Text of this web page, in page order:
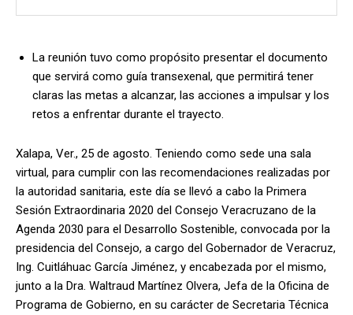
La reunión tuvo como propósito presentar el documento
que servirá como guía transexenal, que permitirá tener
claras las metas a alcanzar, las acciones a impulsar y los
retos a enfrentar durante el trayecto.
Xalapa, Ver., 25 de agosto. Teniendo como sede una sala
virtual, para cumplir con las recomendaciones realizadas por
la autoridad sanitaria, este día se llevó a cabo la Primera
Sesión Extraordinaria 2020 del Consejo Veracruzano de la
Agenda 2030 para el Desarrollo Sostenible, convocada por la
presidencia del Consejo, a cargo del Gobernador de Veracruz,
Ing. Cuitláhuac García Jiménez, y encabezada por el mismo,
junto a la Dra. Waltraud Martínez Olvera, Jefa de la Oficina de
Programa de Gobierno, en su carácter de Secretaria Técnica